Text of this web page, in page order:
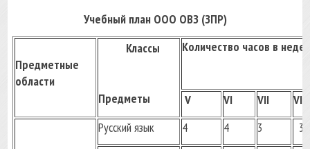
Учебный план ООО ОВЗ (ЗПР)
Предметные
области
Классы
Предметы
Количество часов в
V VI VII VIII
Русский язык 4 4 3
3